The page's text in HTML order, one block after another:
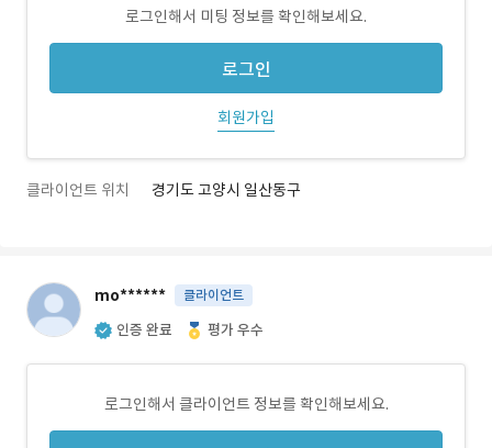
로그인해서 미팅 정보를 확인해보세요.
로그인
회원가입
클라이언트 위치 경기도 고양시 일산동구
mo****** 클라이언트
인증 완료 평가 우수
로그인해서 클라이언트 정보를 확인해보세요.